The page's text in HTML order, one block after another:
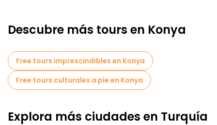
Descubre más tours en Konya
Free tours imprescindibles en Konya
Free tours culturales a pie en Konya
Explora más ciudades en Turquía